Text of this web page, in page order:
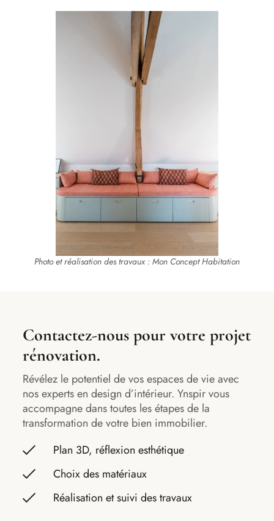
Photo et réalisation des travaux : Mon Concept Habitation
Contactez-nous pour votre projet
rénovation.
Révélez le potentiel de vos espaces de vie avec
nos experts en design d’intérieur. Ynspir vous
accompagne dans toutes les étapes de la
transformation de votre bien immobilier.
Plan 3D, réflexion esthétique
Choix des matériaux
Réalisation et suivi des travaux